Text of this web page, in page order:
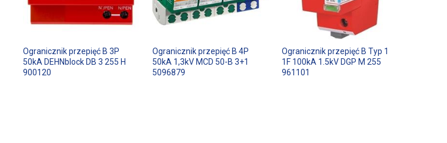
Ogranicznik przepięć B 3P
50kA DEHNblock DB 3 255 H
900120
Ogranicznik przepięć B 4P
50kA 1,3kV MCD 50-B 3+1
5096879
Ogranicznik przepięć B Typ 1
1F 100kA 1.5kV DGP M 255
961101